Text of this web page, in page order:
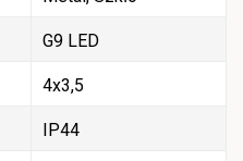
G9 LED
4x3,5
IP44